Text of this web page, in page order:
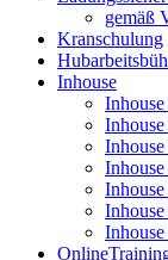
gemäß
Kranschulung
Inhouse